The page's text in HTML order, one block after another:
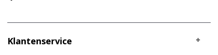
Klantenservice